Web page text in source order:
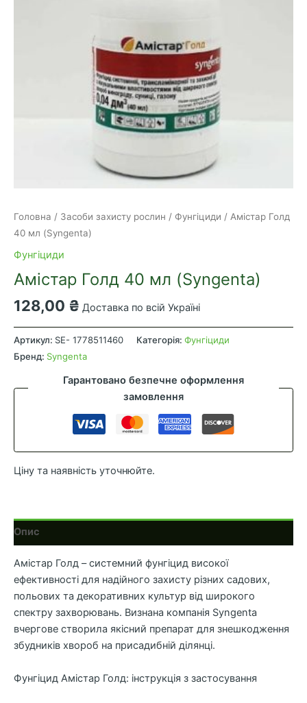
Головна / Засоби захисту рослин / Фунгіциди / Амістар Голд
40 мл (Syngenta)
Фунгіциди
Амістар Голд 40 мл (Syngenta)
128,00 ₴ Доставка по всій Україні
Амістар
Голд
40
(Syngenta)
Артикул: SE- 1778511460 Категорія: Фунгіциди
Бренд: Syngenta
Гарантовано безпечне оформлення
замовлення
Ціну та наявність уточнюйте.
Опис
Амістар Голд – системний фунгіцид високої
ефективності для надійного захисту різних садових,
польових та декоративних культур від широкого
спектру захворювань. Визнана компанія Syngenta
вчергове створила якісний препарат для знешкодження
збудників хвороб на присадибній ділянці.
Фунгіцид Амістар Голд: інструкція з застосування